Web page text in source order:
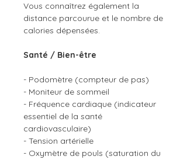
Vous connaîtrez également la
distance parcourue et le nombre de
calories dépensées.
Santé / Bien-être
- Podomètre (compteur de pas)
- Moniteur de sommeil
- Fréquence cardiaque (indicateur
essentiel de la santé
cardiovasculaire)
- Tension artérielle
- Oxymètre de pouls (saturation du